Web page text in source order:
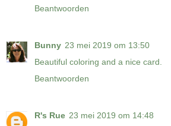
Beantwoorden
Bunny 23 mei 2019 om 13:50
Beautiful coloring and a nice card.
Beantwoorden
R's Rue 23 mei 2019 om 14:48